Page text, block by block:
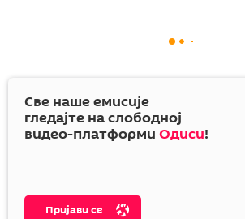
Све наше емисије
гледајте на слободној
видео-платформи Одиси!
Пријави се